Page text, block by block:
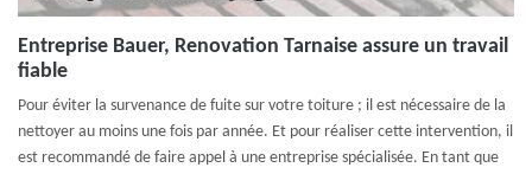
Entreprise Bauer, Renovation Tarnaise assure un travail
fiable
Pour éviter la survenance de fuite sur votre toiture ; il est nécessaire de la
nettoyer au moins une fois par année. Et pour réaliser cette intervention, il
est recommandé de faire appel à une entreprise spécialisée. En tant que